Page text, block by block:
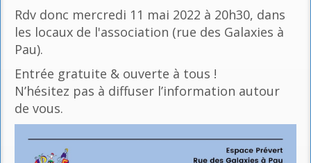
Rdv donc mercredi 11 mai 2022 à 20h30, dans
les locaux de l'association (rue des Galaxies à
Pau).
Entrée gratuite & ouverte à tous !
N’hésitez pas à diffuser l’information autour
de vous.